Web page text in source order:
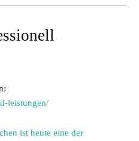
leistungen/
ist heute eine der